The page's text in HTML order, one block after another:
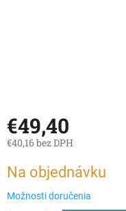
€49,40
€40,16 bez DPH
cena:
Na objednávku
Možnosti doručenia